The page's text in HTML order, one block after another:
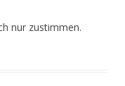
nur zustimmen.